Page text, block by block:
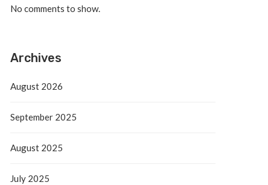
Antalya’da Yangın Denetim Altına
September 19, 2025
No comments to show.
Archives
August 2026
September 2025
August 2025
July 2025